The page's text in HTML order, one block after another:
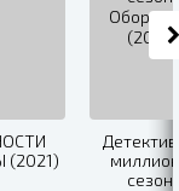
(2021)
сезон: